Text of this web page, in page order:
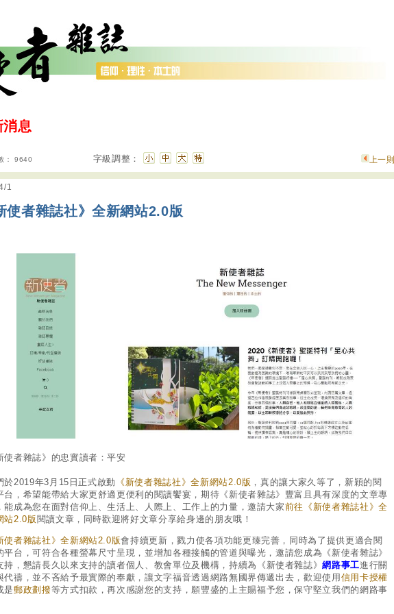
消息
： 9640 字級調整： 上一則
1
使者雜誌社》全新網站2.0版
使者雜誌》的忠實讀者：平安
於2019年3月15日正式啟動 《新使者雜誌社》全新網站2.0版 ，真的讓大家久等了，新穎的閱
台，希望能帶給大家更舒適更便利的閱讀饗宴，期待 《新使者雜誌》 豐富且具有深度的文章專
能成為您在面對信仰上、生活上、人際上、工作上的力量，邀請大家前往 《新使者雜誌社》全
站2.0版閱讀文章，同時歡迎將好文章分享給身邊的朋友哦！
使者雜誌社》全新網站2.0版會持續更新，戮力使各項功能更臻完善，同時為了提供更適合閱
平台，可符合各種螢幕尺寸呈現，並增加各種接觸的管道與曝光，邀請您成為 《新使者雜誌》
持，懇請長久以來支持的讀者個人、教會單位及機構，持續為 《新使者雜誌》網路事工進行關
代禱，並不吝給予最實際的奉獻，讓文字福音透過網路無國界傳遞出去，歡迎使用 信用卡授權
是郵政劃撥等方式扣款，再次感謝您的支持，願豐盛的上主賜福予您，保守堅立我們的網路事